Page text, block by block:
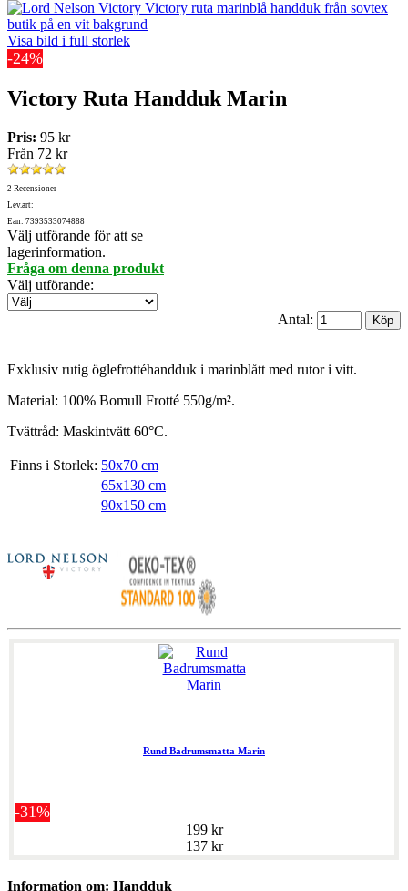
Visa bild i full storlek
-24%
Victory Ruta Handduk Marin
Pris: 95 kr
Från 72 kr
2 Recensioner
Lev.art:
Ean: 7393533074888
Välj utförande för att se
lagerinformation.
Fråga om denna produkt
Välj utförande:
Antal:
Exklusiv rutig öglefrottéhandduk i marinblått med rutor i vitt.
Material: 100% Bomull Frotté 550g/m².
Tvättråd: Maskintvätt 60°C.
Finns i Storlek: 50x70 cm
65x130 cm
90x150 cm
Rund Badrumsmatta Marin
-31%
199 kr
137 kr
Information om: Handduk